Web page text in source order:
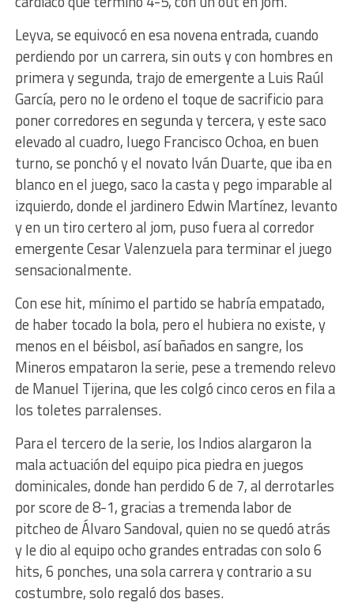
Leyva, se equivocó en esa novena entrada, cuando
perdiendo por un carrera, sin outs y con hombres en
primera y segunda, trajo de emergente a Luis Raúl
García, pero no le ordeno el toque de sacrificio para
poner corredores en segunda y tercera, y este saco
elevado al cuadro, luego Francisco Ochoa, en buen
turno, se ponchó y el novato Iván Duarte, que iba en
blanco en el juego, saco la casta y pego imparable al
izquierdo, donde el jardinero Edwin Martínez, levanto
y en un tiro certero al jom, puso fuera al corredor
emergente Cesar Valenzuela para terminar el juego
sensacionalmente.
Con ese hit, mínimo el partido se habría empatado,
de haber tocado la bola, pero el hubiera no existe, y
menos en el béisbol, así bañados en sangre, los
Mineros empataron la serie, pese a tremendo relevo
de Manuel Tijerina, que les colgó cinco ceros en fila a
los toletes parralenses.
Para el tercero de la serie, los Indios alargaron la
mala actuación del equipo pica piedra en juegos
dominicales, donde han perdido 6 de 7, al derrotarles
por score de 8-1, gracias a tremenda labor de
pitcheo de Álvaro Sandoval, quien no se quedó atrás
y le dio al equipo ocho grandes entradas con solo 6
hits, 6 ponches, una sola carrera y contrario a su
costumbre, solo regaló dos bases.